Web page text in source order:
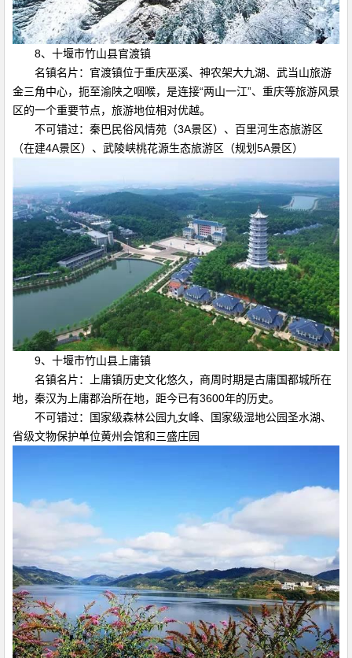
8、十堰市竹山县官渡镇
名镇名片：官渡镇位于重庆巫溪、神农架大九湖、武当山旅游
金三角中心，扼至渝陕之咽喉，是连接“两山一江”、重庆等旅游风景
区的一个重要节点，旅游地位相对优越。
不可错过：秦巴民俗风情苑（3A景区）、百里河生态旅游区
（在建4A景区）、武陵峡桃花源生态旅游区（规划5A景区）
9、十堰市竹山县上庸镇
名镇名片：上庸镇历史文化悠久，商周时期是古庸国都城所在
地，秦汉为上庸郡治所在地，距今已有3600年的历史。
不可错过：国家级森林公园九女峰、国家级湿地公园圣水湖、
省级文物保护单位黄州会馆和三盛庄园